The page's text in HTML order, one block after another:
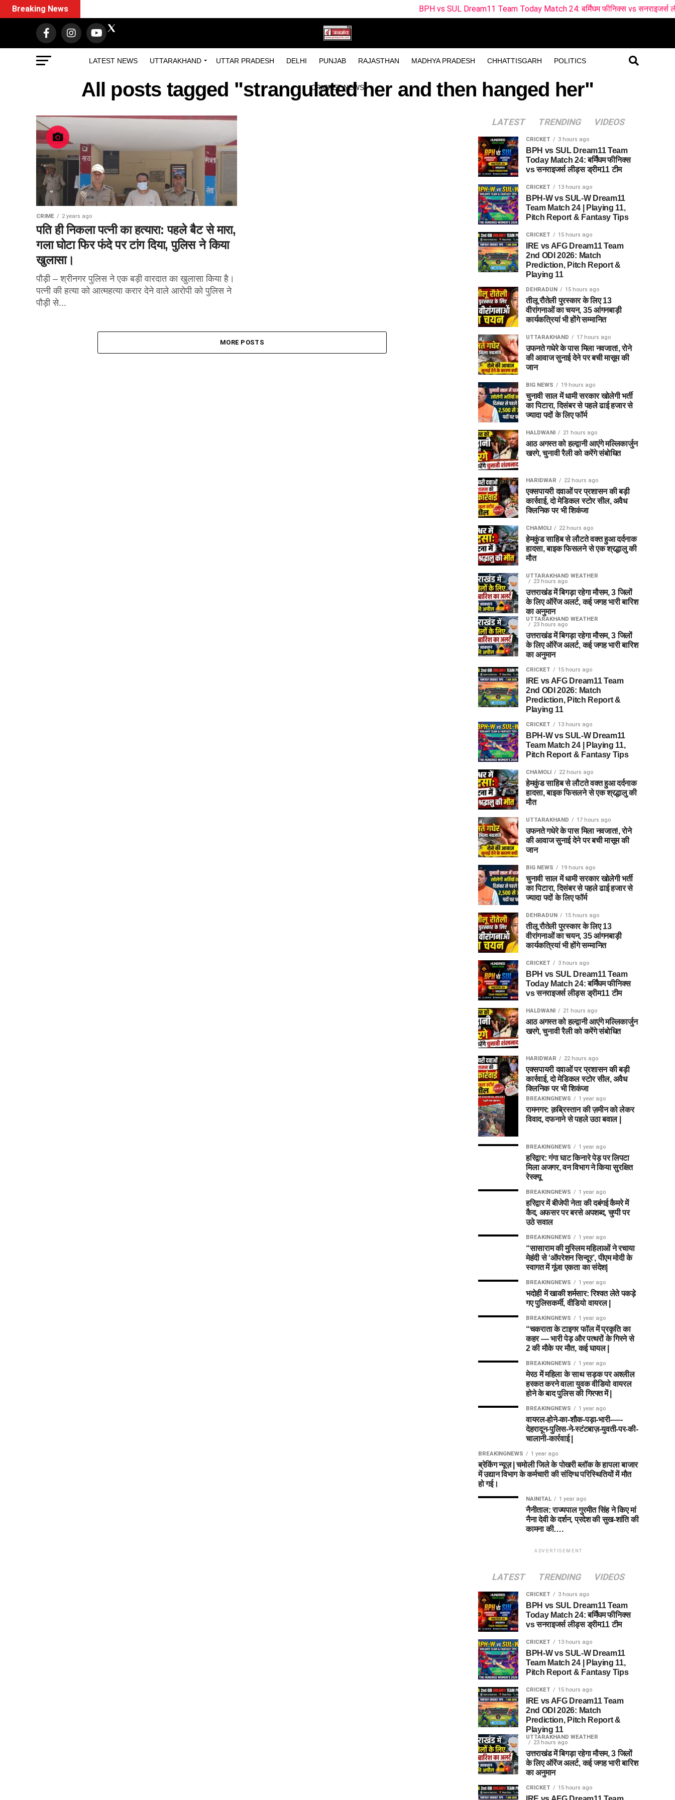
LATEST NEWS UTTARAKHAND UTTAR PRADESH DELHI PUNJAB RAJASTHAN MADHYA PRADESH CHHATTISGARH POLITICS
CRICKET NEWS
Breaking News BPH vs SUL Dream11 Team Today Match 24: बर्मिंघम फीनिक्स vs सनराइजर्स लीड्स ड्रीम11
All posts tagged "strangulated her and then hanged her"
CRIME 2 years ago
पति ही निकला पत्नी का हत्यारा: पहले बैट से मारा,
गला घोटा फिर फंदे पर टांग दिया, पुलिस ने किया
खुलासा।
पौड़ी – श्रीनगर पुलिस ने एक बड़ी वारदात का खुलासा किया है।
पत्नी की हत्या को आत्महत्या करार देने वाले आरोपी को पुलिस ने
पौड़ी से...
MORE POSTS
LATEST TRENDING VIDEOS
CRICKET 3 hours ago
BPH vs SUL Dream11 Team
Today Match 24: बर्मिंघम फीनिक्स
vs सनराइजर्स लीड्स ड्रीम11 टीम
CRICKET 13 hours ago
BPH-W vs SUL-W Dream11
Team Match 24 | Playing 11,
Pitch Report & Fantasy Tips
CRICKET 15 hours ago
IRE vs AFG Dream11 Team
2nd ODI 2026: Match
Prediction, Pitch Report &
Playing 11
DEHRADUN 15 hours ago
तीलू रौतेली पुरस्कार के लिए 13
वीरांगनाओं का चयन, 35 आंगनबाड़ी
कार्यकत्रियां भी होंगे सम्मानित
UTTARAKHAND 17 hours ago
उफनते गधेरे के पास मिला नवजात!, रोने
की आवाज सुनाई देने पर बची मासूम की
जान
BIG NEWS 19 hours ago
चुनावी साल में धामी सरकार खोलेगी भर्ती
का पिटारा, दिसंबर से पहले ढाई हजार से
ज्यादा पदों के लिए फॉर्म
HALDWANI 21 hours ago
आठ अगस्त को हल्द्वानी आएंगे मल्लिकार्जुन
खरगे, चुनावी रैली को करेंगे संबोधित
HARIDWAR 22 hours ago
एक्सपायरी दवाओं पर प्रशासन की बड़ी
कार्रवाई, दो मेडिकल स्टोर सील, अवैध
क्लिनिक पर भी शिकंजा
CHAMOLI 22 hours ago
हेमकुंड साहिब से लौटते वक्त हुआ दर्दनाक
हादसा, बाइक फिसलने से एक श्रद्धालु की
मौत
UTTARAKHAND WEATHER
23 hours ago
उत्तराखंड में बिगड़ा रहेगा मौसम, 3 जिलों
के लिए ऑरेंज अलर्ट, कई जगह भारी बारिश
का अनुमान
UTTARAKHAND WEATHER
23 hours ago
उत्तराखंड में बिगड़ा रहेगा मौसम, 3 जिलों
के लिए ऑरेंज अलर्ट, कई जगह भारी बारिश
का अनुमान
CRICKET 15 hours ago
IRE vs AFG Dream11 Team
2nd ODI 2026: Match
Prediction, Pitch Report &
Playing 11
CRICKET 13 hours ago
BPH-W vs SUL-W Dream11
Team Match 24 | Playing 11,
Pitch Report & Fantasy Tips
CHAMOLI 22 hours ago
हेमकुंड साहिब से लौटते वक्त हुआ दर्दनाक
हादसा, बाइक फिसलने से एक श्रद्धालु की
मौत
UTTARAKHAND 17 hours ago
उफनते गधेरे के पास मिला नवजात!, रोने
की आवाज सुनाई देने पर बची मासूम की
जान
BIG NEWS 19 hours ago
चुनावी साल में धामी सरकार खोलेगी भर्ती
का पिटारा, दिसंबर से पहले ढाई हजार से
ज्यादा पदों के लिए फॉर्म
DEHRADUN 15 hours ago
तीलू रौतेली पुरस्कार के लिए 13
वीरांगनाओं का चयन, 35 आंगनबाड़ी
कार्यकत्रियां भी होंगे सम्मानित
CRICKET 3 hours ago
BPH vs SUL Dream11 Team
Today Match 24: बर्मिंघम फीनिक्स
vs सनराइजर्स लीड्स ड्रीम11 टीम
HALDWANI 21 hours ago
आठ अगस्त को हल्द्वानी आएंगे मल्लिकार्जुन
खरगे, चुनावी रैली को करेंगे संबोधित
HARIDWAR 22 hours ago
एक्सपायरी दवाओं पर प्रशासन की बड़ी
कार्रवाई, दो मेडिकल स्टोर सील, अवैध
क्लिनिक पर भी शिकंजा
BREAKINGNEWS 1 year ago
रामनगर: क़ब्रिस्तान की ज़मीन को लेकर
विवाद, दफनाने से पहले उठा बवाल |
BREAKINGNEWS 1 year ago
हरिद्वार: गंगा घाट किनारे पेड़ पर लिपटा
मिला अजगर, वन विभाग ने किया सुरक्षित
रेस्क्यू
BREAKINGNEWS 1 year ago
हरिद्वार में बीजेपी नेता की दबंगई कैमरे में
कैद, अफसर पर बरसे अपशब्द, चुप्पी पर
उठे सवाल
BREAKINGNEWS 1 year ago
“सासाराम की मुस्लिम महिलाओं ने रचाया
मेहंदी से ‘ऑपरेशन सिन्दूर’, पीएम मोदी के
स्वागत में गूंजा एकता का संदेश|
BREAKINGNEWS 1 year ago
भदोही में खाकी शर्मसार: रिश्वत लेते पकड़े
गए पुलिसकर्मी, वीडियो वायरल |
BREAKINGNEWS 1 year ago
“चकराता के टाइगर फॉल में प्रकृति का
कहर — भारी पेड़ और पत्थरों के गिरने से
2 की मौके पर मौत, कई घायल |
BREAKINGNEWS 1 year ago
मेरठ में महिला के साथ सड़क पर अश्लील
हरकत करने वाला युवक वीडियो वायरल
होने के बाद पुलिस की गिरफ्त में |
BREAKINGNEWS 1 year ago
वायरल-होने-का-शौक-पड़ा-भारी-—-
देहरादून-पुलिस-ने-स्टंटबाज़-युवती-पर-की-
चालानी-कार्रवाई |
BREAKINGNEWS 1 year ago
ब्रेकिंग न्यूज़ | चमोली जिले के पोखरी ब्लॉक के हापला बाजार
में उद्यान विभाग के कर्मचारी की संदिग्ध परिस्थितियों में मौत
हो गई।
NAINITAL 1 year ago
नैनीताल: राज्यपाल गुरमीत सिंह ने किए मां
नैना देवी के दर्शन, प्रदेश की सुख-शांति की
कामना की….
ADVERTISEMENT
LATEST TRENDING VIDEOS
CRICKET 3 hours ago
BPH vs SUL Dream11 Team
Today Match 24: बर्मिंघम फीनिक्स
vs सनराइजर्स लीड्स ड्रीम11 टीम
CRICKET 13 hours ago
BPH-W vs SUL-W Dream11
Team Match 24 | Playing 11,
Pitch Report & Fantasy Tips
CRICKET 15 hours ago
IRE vs AFG Dream11 Team
2nd ODI 2026: Match
Prediction, Pitch Report &
Playing 11
UTTARAKHAND WEATHER
23 hours ago
उत्तराखंड में बिगड़ा रहेगा मौसम, 3 जिलों
के लिए ऑरेंज अलर्ट, कई जगह भारी बारिश
का अनुमान
CRICKET 15 hours ago